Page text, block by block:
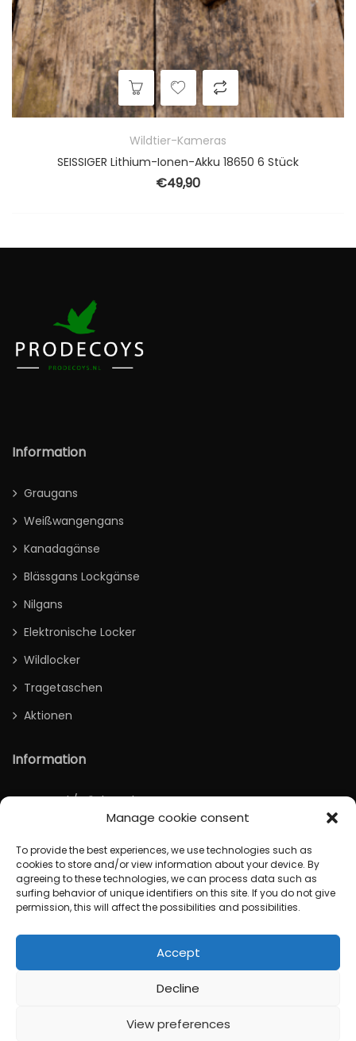
Manage cookie consent
To provide the best experiences, we use technologies such as
cookies to store and/or view information about your device. By
agreeing to these technologies, we can process data such as
surfing behavior of unique identifiers on this site. If you do not give
permission, this will affect the possibilities and possibilities.
Accept
Decline
View preferences
Wildtier-Kameras
SEISSIGER Lithium-Ionen-Akku 18650 6 Stück
€49,90
0
Information
Graugans
Weißwangengans
Kanadagänse
Blässgans Lockgänse
Nilgans
Elektronische Locker
Wildlocker
Tragetaschen
Aktionen
Information
Versand / Rücksendung
Deutsch
Lokganzen
Design doorHJ-Online